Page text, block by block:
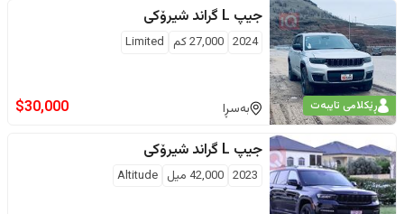
ڕێکلامی تایبەت
جیپ L گراند شیرۆکی
2024
27,000كم Limited
بەسڕا $30,000
جیپ L گراند شیرۆکی
2023
42,000 ميل Altitude